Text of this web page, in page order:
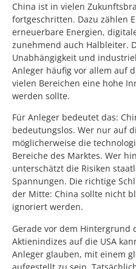
China ist in vielen
fortgeschritten. Dazu zählen
erneuerbare Energien,
zunehmend auch Halbleiter.
Unabhängigkeit und
Anleger häufig vor allem auf
vielen Bereichen eine hohe
werden sollte.
Für Anleger bedeutet das:
bedeutungslos. Wer nur auf
möglicherweise die
Bereiche des Marktes. Wer
unterschätzt die Risiken
Spannungen. Die richtige
der Mitte: China sollte nicht
ignoriert werden.
Gerade vor dem Hintergrund
Aktienindizes auf die USA
Anleger glauben, mit einem